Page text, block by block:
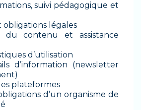
suivi pédagogique et
obligations légales
du contenu et assistance
d’utilisation
d’information (newsletter
plateformes
d’un organisme de